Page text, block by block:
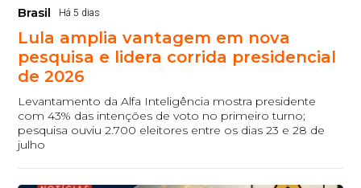
Brasil Há 5 dias
Lula amplia vantagem em nova
pesquisa e lidera corrida presidencial
de 2026
Levantamento da Alfa Inteligência mostra presidente
com 43% das intenções de voto no primeiro turno;
pesquisa ouviu 2.700 eleitores entre os dias 23 e 28 de
julho